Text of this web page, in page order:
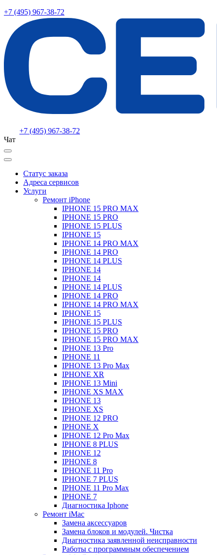
+7 (495) 967-38-72
+7 (495) 967-38-72
Чат
Статус заказа
Адреса сервисов
Услуги
Ремонт iPhone
IPHONE 15 PRO MAX
IPHONE 15 PRO
IPHONE 15 PLUS
IPHONE 15
IPHONE 14 PRO MAX
IPHONE 14 PRO
IPHONE 14 PLUS
IPHONE 14
IPHONE 14
IPHONE 14 PLUS
IPHONE 14 PRO
IPHONE 14 PRO MAX
IPHONE 15
IPHONE 15 PLUS
IPHONE 15 PRO
IPHONE 15 PRO MAX
IPHONE 13 Pro
IPHONE 11
IPHONE 13 Pro Max
IPHONE XR
IPHONE 13 Mini
IPHONE XS MAX
IPHONE 13
IPHONE XS
IPHONE 12 PRO
IPHONE X
IPHONE 12 Pro Max
IPHONE 8 PLUS
IPHONE 12
IPHONE 8
IPHONE 11 Pro
IPHONE 7 PLUS
IPHONE 11 Pro Max
IPHONE 7
Диагностика Iphone
Ремонт iMac
Замена аксессуаров
Замена блоков и модулей. Чистка
Диагностика заявленной неисправности
Работы с программным обеспечением